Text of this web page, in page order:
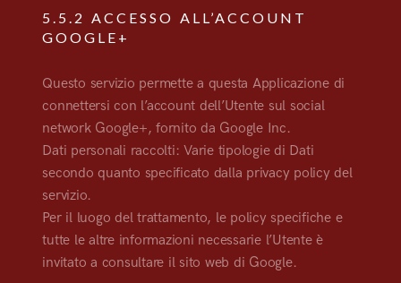
5.5.2 ACCESSO ALL’ACCOUNT
GOOGLE+
Questo servizio permette a questa Applicazione di
connettersi con l’account dell’Utente sul social
network Google+, fornito da Google Inc.
Dati personali raccolti: Varie tipologie di Dati
secondo quanto specificato dalla privacy policy del
servizio.
Per il luogo del trattamento, le policy specifiche e
tutte le altre informazioni necessarie l’Utente è
invitato a consultare il sito web di Google.